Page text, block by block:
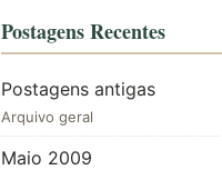
Postagens Recentes
Postagens antigas
Arquivo geral
Maio 2009